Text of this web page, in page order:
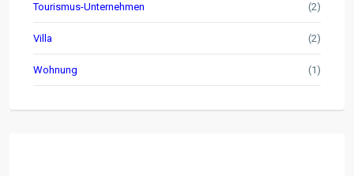
Tourismus-Unternehmen (2)
Villa (2)
Wohnung (1)